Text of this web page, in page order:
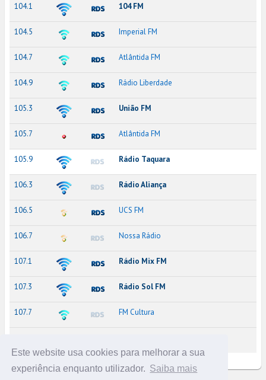
Este website usa cookies para melhorar a sua
experiência enquanto utilizador. Saiba mais
104.1 104 FM
104.5 Imperial FM
104.7 Atlântida FM
104.9 Rádio Liberdade
105.3 União FM
105.7 Atlântida FM
105.9 Rádio Taquara
106.3 Rádio Aliança
106.5 UCS FM
106.7 Nossa Rádio
107.1 Rádio Mix FM
107.3 Rádio Sol FM
107.7 FM Cultura